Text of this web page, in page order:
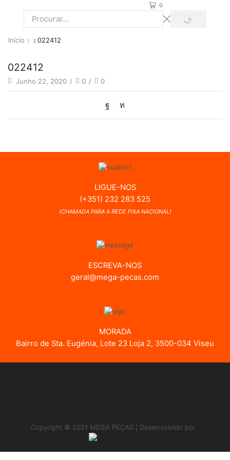
0
Search
PROCURAR
Início 022412
022412
Junho 22, 2020 / 0 / 0
LIGUE-NOS
(+351) 232 283 525
(CHAMADA PARA A REDE FIXA NACIONAL)
ESCREVA-NOS
geral@mega-pecas.com
MORADA
Bairro de Sta. Eugénia, Lote 23 Loja 2, 3500-034 Viseu
Copyright © 2021 MEGA PEÇAS | Desenvolvido por